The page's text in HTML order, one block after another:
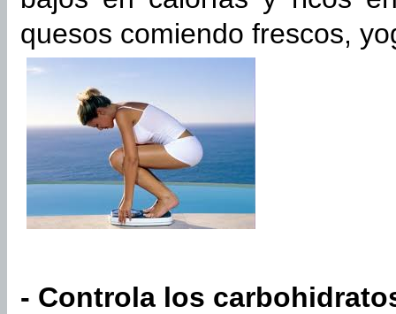
quesos comiendo frescos,
- Controla los